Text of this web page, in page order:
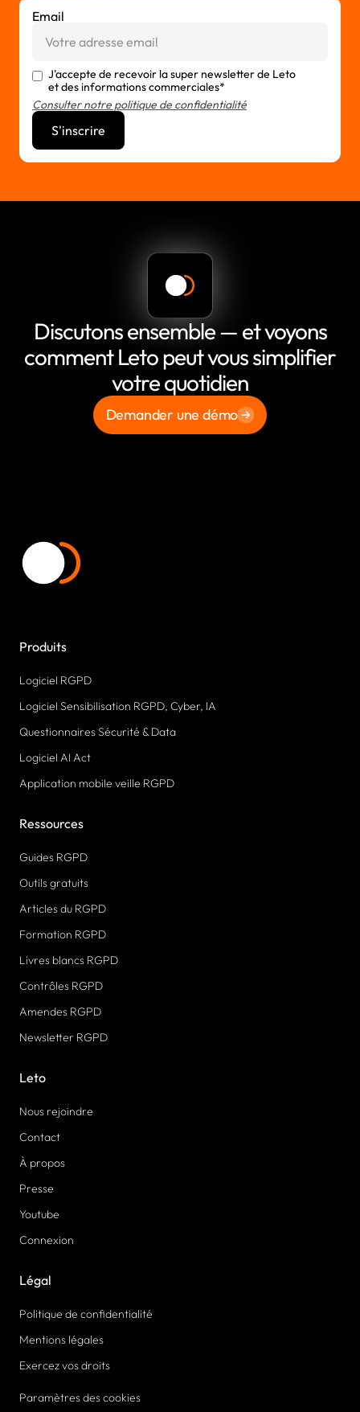
Email
J'accepte de recevoir la super newsletter de Leto
et des informations commerciales*
Consulter notre politique de confidentialité
Discutons ensemble — et voyons
comment Leto peut vous simplifier
votre quotidien
Demander une démo
Produits
Logiciel RGPD
Logiciel Sensibilisation RGPD, Cyber, IA
Questionnaires Sécurité & Data
Logiciel AI Act
Application mobile veille RGPD
Ressources
Guides RGPD
Outils gratuits
Articles du RGPD
Formation RGPD
Livres blancs RGPD
Contrôles RGPD
Amendes RGPD
Newsletter RGPD
Leto
Nous rejoindre
Contact
À propos
Presse
Youtube
Connexion
Légal
Politique de confidentialité
Mentions légales
Exercez vos droits
Paramètres des cookies